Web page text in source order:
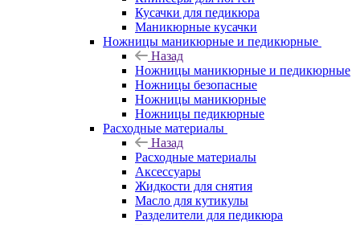
Кусачки для педикюра
Маникюрные кусачки
Ножницы маникюрные и педикюрные
Назад
Ножницы маникюрные и педикюрные
Ножницы безопасные
Ножницы маникюрные
Ножницы педикюрные
Расходные материалы
Назад
Расходные материалы
Аксессуары
Жидкости для снятия
Масло для кутикулы
Разделители для педикюра